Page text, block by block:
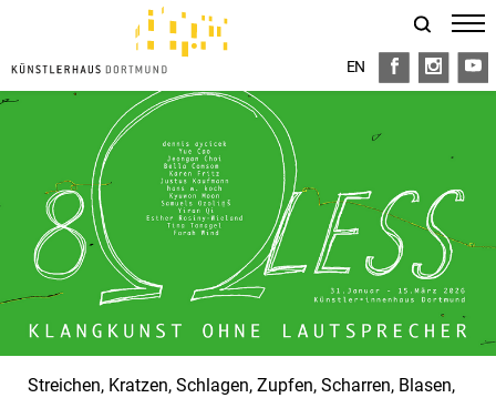
EN FB I Y
Streichen, Kratzen, Schlagen, Zupfen, Scharren, Blasen,